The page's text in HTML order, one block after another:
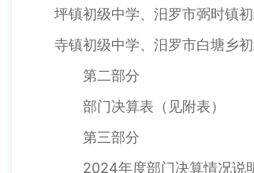
坪镇初级中学、汨罗市弼时镇
寺镇初级中学、汨罗市白塘乡
第二部分
部门决算表（见附表）
第三部分
2024年度部门决算情况说